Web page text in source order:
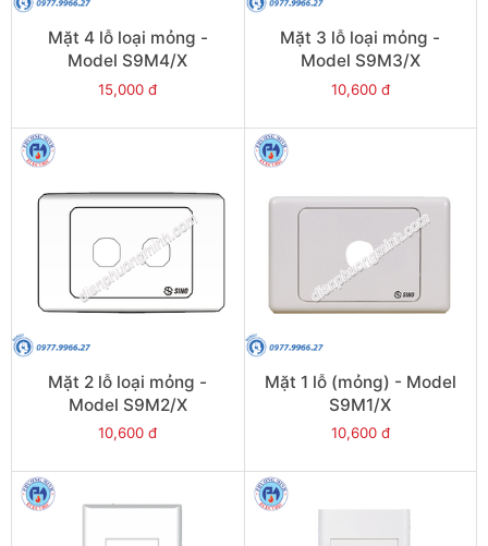
Mặt 4 lỗ loại mỏng -
Model S9M4/X
15,000 đ
Mặt 3 lỗ loại mỏng -
Model S9M3/X
10,600 đ
Mặt 2 lỗ loại mỏng -
Model S9M2/X
10,600 đ
Mặt 1 lỗ (mỏng) - Model
S9M1/X
10,600 đ